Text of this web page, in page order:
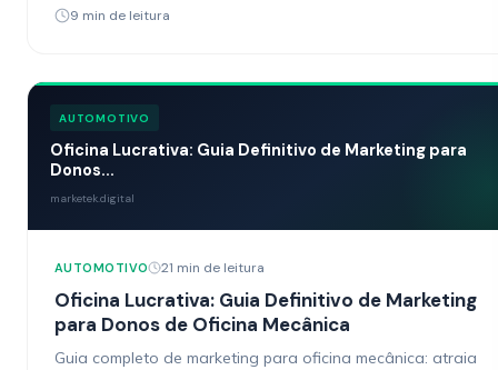
9 min de leitura
AUTOMOTIVO
Oficina Lucrativa: Guia Definitivo de Marketing para
Donos...
marketek.digital
AUTOMOTIVO 21 min de leitura
Oficina Lucrativa: Guia Definitivo de Marketing
para Donos de Oficina Mecânica
Guia completo de marketing para oficina mecânica: atraia